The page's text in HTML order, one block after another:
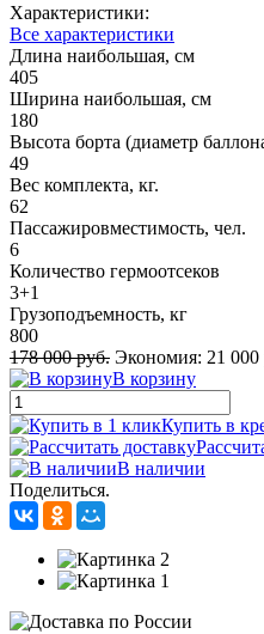
Характеристики:
Все характеристики
Длина наибольшая, см
405
Ширина наибольшая, см
180
Высота борта (диаметр
49
Вес комплекта, кг.
62
Пассажировместимость, чел.
6
Количество гермоотсеков
3+1
Грузоподъемность, кг
800
178 000 руб. Экономия: 21 000
В корзину
Купить в
В наличии
Поделиться.